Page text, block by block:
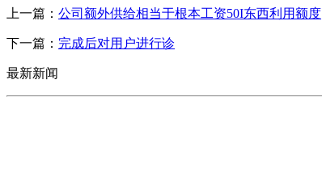
上一篇： 公司额外供给相当于根本工资50I东西利用额度
下一篇： 完成后对用户进行诊
最新新闻